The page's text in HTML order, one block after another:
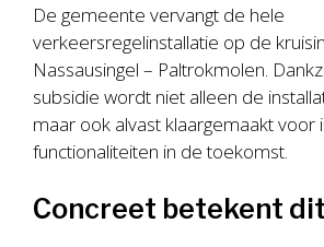
De gemeente vervangt de hele
verkeersregelinstallatie op de
Nassausingel – Paltrokmolen.
subsidie wordt niet alleen de
maar ook alvast klaargemaakt
functionaliteiten in de toekomst.
Concreet betekent